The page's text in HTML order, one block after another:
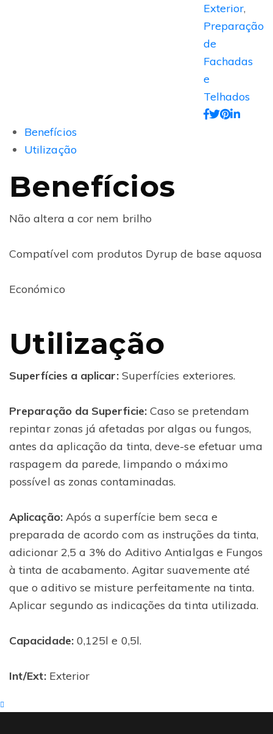
Exterior,
Preparação
de
Fachadas
e
Telhados
Benefícios
Utilização
Benefícios
Não altera a cor nem brilho
Compatível com produtos Dyrup de base aquosa
Económico
Utilização
Superfícies a aplicar: Superfícies exteriores.
Preparação da Superficie: Caso se pretendam
repintar zonas já afetadas por algas ou fungos,
antes da aplicação da tinta, deve-se efetuar uma
raspagem da parede, limpando o máximo
possível as zonas contaminadas.
Aplicação:Após a superfície bem seca e
preparada de acordo com as instruções da tinta,
adicionar 2,5 a 3% do Aditivo Antialgas e Fungos
à tinta de acabamento. Agitar suavemente até
que o aditivo se misture perfeitamente na tinta.
Aplicar segundo as indicações da tinta utilizada.
Capacidade:0,125l e 0,5l.
Int/Ext:Exterior